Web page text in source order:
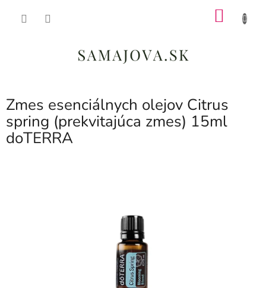
Zmes esenciálnych olejov Citrus
spring (prekvitajúca zmes) 15ml
doTERRA